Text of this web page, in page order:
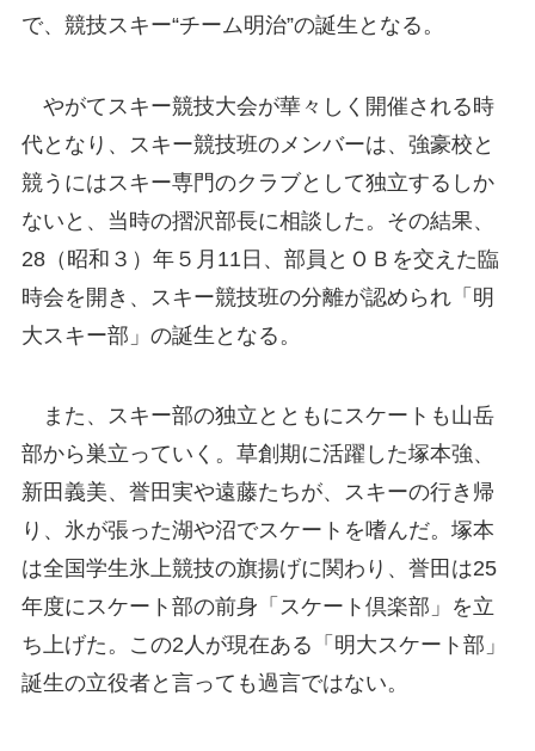
で、競技スキー“チーム明治”の誕生となる。
やがてスキー競技大会が華々しく開催される時
代となり、スキー競技班のメンバーは、強豪校と
競うにはスキー専門のクラブとして独立するしか
ないと、当時の摺沢部長に相談した。その結果、
28（昭和３）年５月11日、部員とＯＢを交えた臨
時会を開き、スキー競技班の分離が認められ「明
大スキー部」の誕生となる。
また、スキー部の独立とともにスケートも山岳
部から巣立っていく。草創期に活躍した塚本強、
新田義美、誉田実や遠藤たちが、スキーの行き帰
り、氷が張った湖や沼でスケートを嗜んだ。塚本
は全国学生氷上競技の旗揚げに関わり、誉田は25
年度にスケート部の前身「スケート倶楽部」を立
ち上げた。この2人が現在ある「明大スケート部」
誕生の立役者と言っても過言ではない。